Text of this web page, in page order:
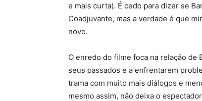
e mais curta). É cedo para dizer se
Coadjuvante, mas a verdade é que
novo.
O enredo do filme foca na relação
seus passados e a enfrentarem
trama com muito mais diálogos e
mesmo assim, não deixa o